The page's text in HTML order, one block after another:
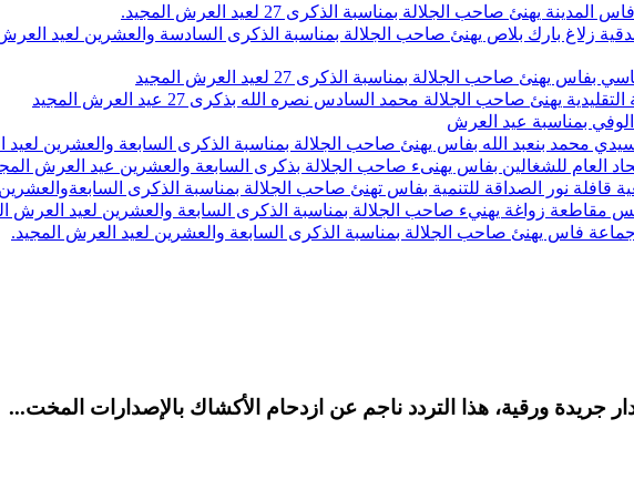
صاحب الجلالة بمناسبة الذكرى 27 لعيد العرش المجيد.
زلاغ بارك بلاص يهنئ صاحب الجلالة بمناسبة الذكرى السادسة والعشرين لعيد
صاحب الجلالة بمناسبة الذكرى 27 لعيد العرش المجيد
يهنئ صاحب الجلالة محمد السادس نصره الله بذكرى 27 عيد العرش المجيد
بمناسبة عيد العرش
محمد بنعبد الله بفاس يهنئ صاحب الجلالة بمناسبة الذكرى السابعة والعشرين لعيد
العام للشغالين بفاس يهنىء صاحب الجلالة بذكرى السابعة والعشرين عيد العرش
قافلة نور الصداقة للتنمية بفاس تهنئ صاحب الجلالة بمناسبة الذكرى
زواغة يهنيء صاحب الجلالة بمناسبة الذكرى السابعة والعشرين لعيد العرش
فاس يهنئ صاحب الجلالة بمناسبة الذكرى السابعة والعشرين لعيد العرش المجيد.
جريدة ورقية، هذا التردد ناجم عن ازدحام الأكشاك بالإصدارات المخت...